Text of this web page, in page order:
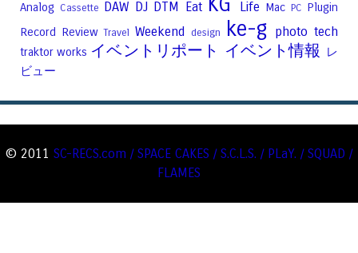
Analog Cassette DAW DJ DTM Eat Life Mac PC Plugin
Record Review Travel Weekend design ke-g photo tech
traktor works イベントリポート イベント情報
レ
ビュー
© 2011 SC-RECS.com / SPACE CAKES / S.C.L.S. / PLaY. / SQUAD /
FLAMES